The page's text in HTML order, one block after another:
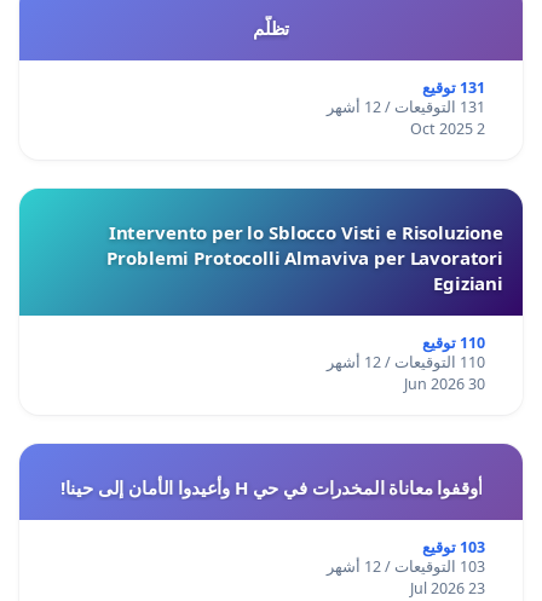
تظلّم
131 توقيع
131 التوقيعات / 12 أشهر
2 Oct 2025
Intervento per lo Sblocco Visti e Risoluzione
Problemi Protocolli Almaviva per Lavoratori
Egiziani
110 توقيع
110 التوقيعات / 12 أشهر
30 Jun 2026
أوقفوا معاناة المخدرات في حي H وأعيدوا الأمان إلى حينا!
103 توقيع
103 التوقيعات / 12 أشهر
23 Jul 2026